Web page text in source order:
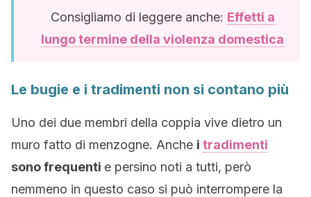
Consigliamo di leggere anche: Effetti a
lungo termine della violenza domestica
Le bugie e i tradimenti non si contano più
Uno dei due membri della coppia vive dietro un
muro fatto di menzogne. Anche i tradimenti
sono frequenti e persino noti a tutti, però
nemmeno in questo caso si può interrompere la